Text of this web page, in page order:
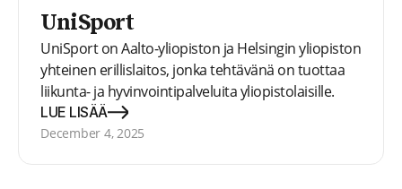
UniSport
UniSport on Aalto-yliopiston ja Helsingin yliopiston
yhteinen erillislaitos, jonka tehtävänä on tuottaa
liikunta- ja hyvinvointipalveluita yliopistolaisille.
Palveluitaan käyttää vuosittain noin 27 000
asiakasta, käyntikertoja on yli miljoona vuodessa.
LUE LISÄÄ
December 4, 2025